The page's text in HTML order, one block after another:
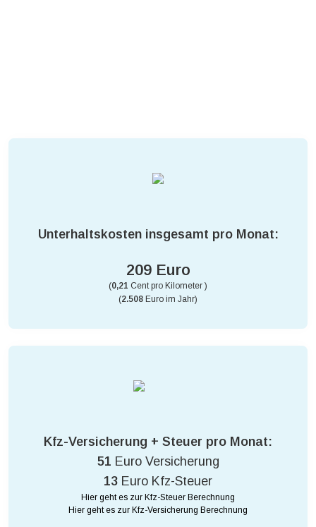
Unterhaltskosten insgesamt pro Monat:
209 Euro
(0,21 Cent pro Kilometer )
(2.508 Euro im Jahr)
Kfz-Versicherung + Steuer pro Monat:
51 Euro Versicherung
13 Euro Kfz-Steuer
Hier geht es zur Kfz-Steuer Berechnung
Hier geht es zur Kfz-Versicherung Berechnung